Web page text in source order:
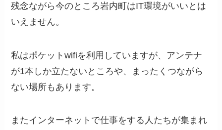
残念ながら今のところ岩内町はIT環境がいいとは
いえません。
私はポケットwifiを利用していますが、アンテナ
が1本しか立たないところや、まったくつながら
ない場所もあります。
またインターネットで仕事をする人たちが集まれ